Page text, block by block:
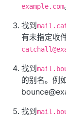
example.com
找到
有未指定收
找到
的别名。例
找到